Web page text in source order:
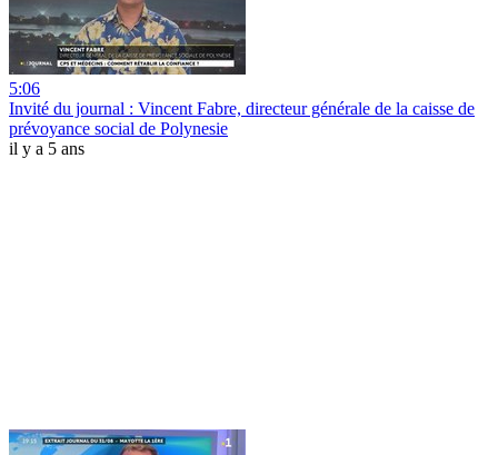
5:06
Invité du journal : Vincent Fabre, directeur générale de la caisse de
prévoyance social de Polynesie
il y a 5 ans